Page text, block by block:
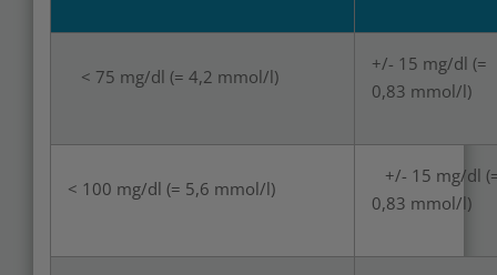
< 75 mg/dl (= 4,2 mmol/l)
+/- 15 mg/dl (=
0,83 mmol/l)
< 100 mg/dl (= 5,6 mmol/l)
+/- 15 mg/dl
0,83 mmol/l)